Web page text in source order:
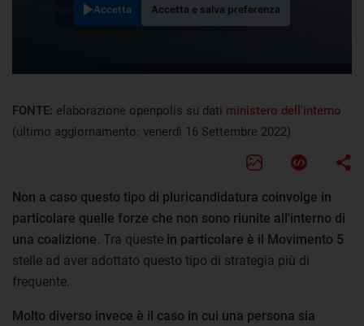
Accetta Accetta e salva preferenza
FONTE: elaborazione openpolis su dati ministero dell'interno
(ultimo aggiornamento: venerdì 16 Settembre 2022)
Non a caso questo tipo di pluricandidatura coinvolge in
particolare quelle forze che non sono riunite all'interno di
una coalizione. Tra queste in particolare è il Movimento 5
stelle ad aver adottato questo tipo di strategia più di
frequente.
Molto diverso invece è il caso in cui una persona sia